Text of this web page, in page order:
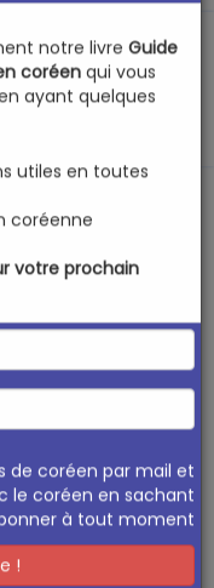
151 à 180)
en coréen [-
un
[-
)]
gratuit !
notre livreGuide
coréen
utiles en toutes
coréenne
votre prochain
de coréen par mail et
le coréen en sachant
à tout moment